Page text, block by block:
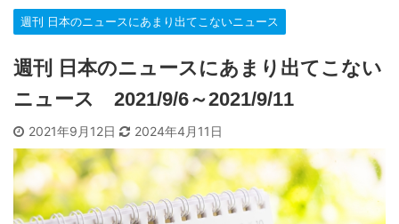
週刊 日本のニュースにあまり出てこないニュース
週刊 日本のニュースにあまり出てこない
ニュース 2021/9/6～2021/9/11
2021年9月12日 2024年4月11日